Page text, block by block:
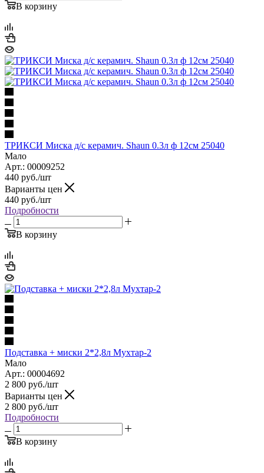
В корзину
ТРИКСИ Миска д/с керамич. Shaun 0.3л ф 12см 25040
Мало
Арт.: 00009252
440 руб./шт
Варианты цен
440 руб./шт
Подробности
В корзину
Подставка + миски 2*2,8л Мухтар-2
Мало
Арт.: 00004692
2 800 руб./шт
Варианты цен
2 800 руб./шт
Подробности
В корзину